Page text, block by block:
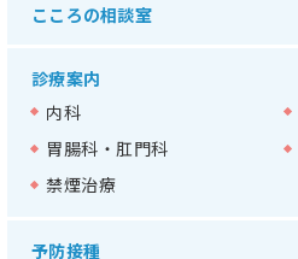
こころの相談室
診療案内
内科
胃腸科・肛門科
禁煙治療
予防接種